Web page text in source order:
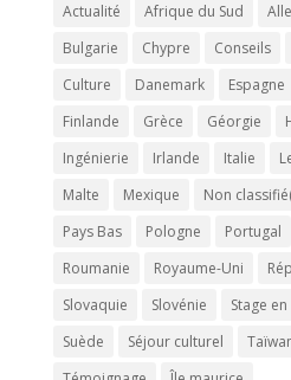
Actualité Afrique du Sud
Bulgarie
Chypre Conseils
Culture
Danemark Espagne
Finlande
Grèce Géorgie
Ingénierie
Irlande Italie
Malte
Mexique Non
Pays Bas
Pologne Portugal
Roumanie
Royaume-Uni
Slovaquie
Slovénie Stage en
Suède
Séjour culturel